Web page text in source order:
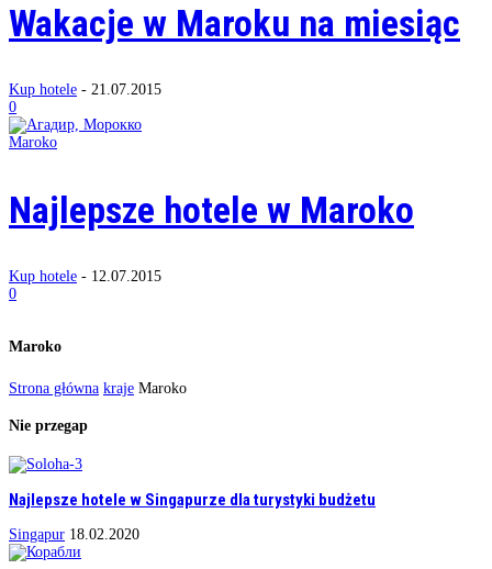
Wakacje w Maroku na miesiąc
Kup hotele - 21.07.2015
0
Maroko
Najlepsze hotele w Maroko
Kup hotele - 12.07.2015
0
Maroko
Strona główna kraje Maroko
Nie przegap
Najlepsze hotele w Singapurze dla turystyki budżetu
Singapur 18.02.2020